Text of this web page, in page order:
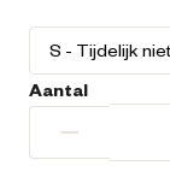
Aantal
−